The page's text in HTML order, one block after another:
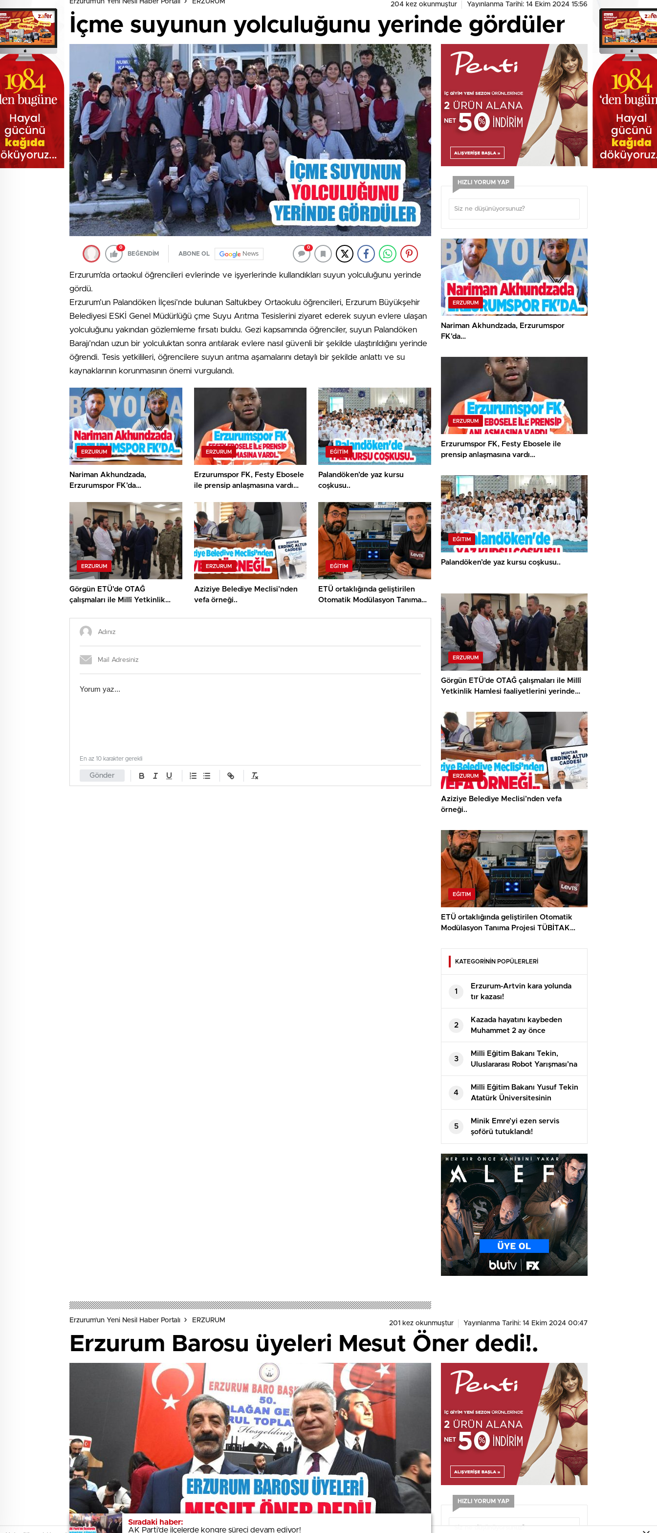
Erzurum'un Yeni Nesil Haber Portalı ERZURUM 204 kez okunmuştur Yayınlanma Tarihi: 14 Ekim 2024 15:56
İçme suyunun yolculuğunu yerinde gördüler
0
BEĞENDİM ABONE OL News
0
Erzurum’da ortaokul öğrencileri evlerinde ve işyerlerinde kullandıkları suyun yolculuğunu yerinde
gördü.
Erzurum’un Palandöken İlçesi’nde bulunan Saltukbey Ortaokulu öğrencileri, Erzurum Büyükşehir
Belediyesi ESKİ Genel Müdürlüğü çme Suyu Arıtma Tesislerini ziyaret ederek suyun evlere ulaşan
yolculuğunu yakından gözlemleme fırsatı buldu. Gezi kapsamında öğrenciler, suyun Palandöken
Barajı’ndan uzun bir yolculuktan sonra arıtılarak evlere nasıl güvenli bir şekilde ulaştırıldığını yerinde
öğrendi. Tesis yetkilileri, öğrencilere suyun arıtma aşamalarını detaylı bir şekilde anlattı ve su
kaynaklarının korunmasının önemi vurgulandı.
ERZURUM
Nariman Akhundzada,
Erzurumspor FK’da…
ERZURUM
Erzurumspor FK, Festy Ebosele
ile prensip anlaşmasına vardı…
EĞITIM
Palandöken’de yaz kursu
coşkusu..
ERZURUM
Görgün ETÜ’de OTAĞ
çalışmaları ile Millî Yetkinlik
ERZURUM
Aziziye Belediye Meclisi’nden
vefa örneği..
EĞITIM
ETÜ ortaklığında geliştirilen
Otomatik Modülasyon Tanıma
Gönder
En az 10 karakter gerekli
Sıradaki haber:
AK Parti’de ilçelerde kongre süreci devam ediyor!
HIZLI YORUM YAP
ERZURUM
Nariman Akhundzada, Erzurumspor
FK’da…
ERZURUM
Erzurumspor FK, Festy Ebosele ile
prensip anlaşmasına vardı…
EĞITIM
Palandöken’de yaz kursu coşkusu..
ERZURUM
Görgün ETÜ’de OTAĞ çalışmaları ile Millî
Yetkinlik Hamlesi faaliyetlerini yerinde
ERZURUM
Aziziye Belediye Meclisi’nden vefa
örneği..
EĞITIM
ETÜ ortaklığında geliştirilen Otomatik
Modülasyon Tanıma Projesi TÜBİTAK
KATEGORİNİN POPÜLERLERİ
1
Erzurum-Artvin kara yolunda
tır kazası!
2
Kazada hayatını kaybeden
Muhammet 2 ay önce
evlenmişti!
3
Milli Eğitim Bakanı Tekin,
Uluslararası Robot Yarışması’na
katılan öğrencilerle bir araya
geldi
4
Milli Eğitim Bakanı Yusuf Tekin
Atatürk Üniversitesinin
akademik yılı açılış töreninde
konuştu
5
Minik Emre’yi ezen servis
şoförü tutuklandı!
Erzurum'un Yeni Nesil Haber Portalı ERZURUM 201 kez okunmuştur Yayınlanma Tarihi: 14 Ekim 2024 00:47
Erzurum Barosu üyeleri Mesut Öner dedi!.
Sıradaki haber:
AK Parti’de ilçelerde kongre süreci devam ediyor!
HIZLI YORUM YAP